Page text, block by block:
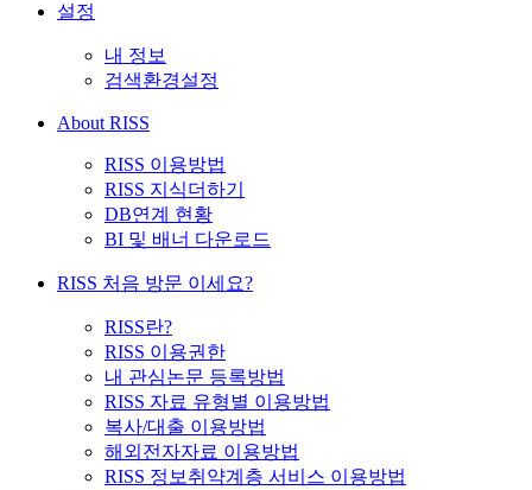
설정
내 정보
검색환경설정
About RISS
RISS 이용방법
RISS 지식더하기
DB연계 현황
BI 및 배너 다운로드
RISS 처음 방문 이세요?
RISS란?
RISS 이용권한
내 관심논문 등록방법
RISS 자료 유형별 이용방법
복사/대출 이용방법
해외전자자료 이용방법
RISS 정보취약계층 서비스 이용방법